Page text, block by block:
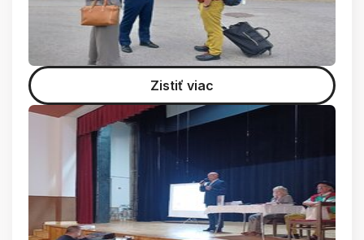
Zistiť viac